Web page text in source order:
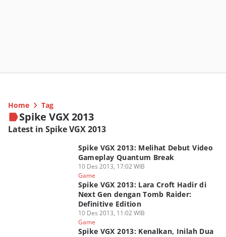
Home Tag
Spike VGX 2013
Latest in Spike VGX 2013
Spike VGX 2013: Melihat Debut Video
Gameplay Quantum Break
10 Des 2013, 17:02 WIB
Game
Spike VGX 2013: Lara Croft Hadir di
Next Gen dengan Tomb Raider:
Definitive Edition
10 Des 2013, 11:02 WIB
Game
Spike VGX 2013: Kenalkan, Inilah Dua